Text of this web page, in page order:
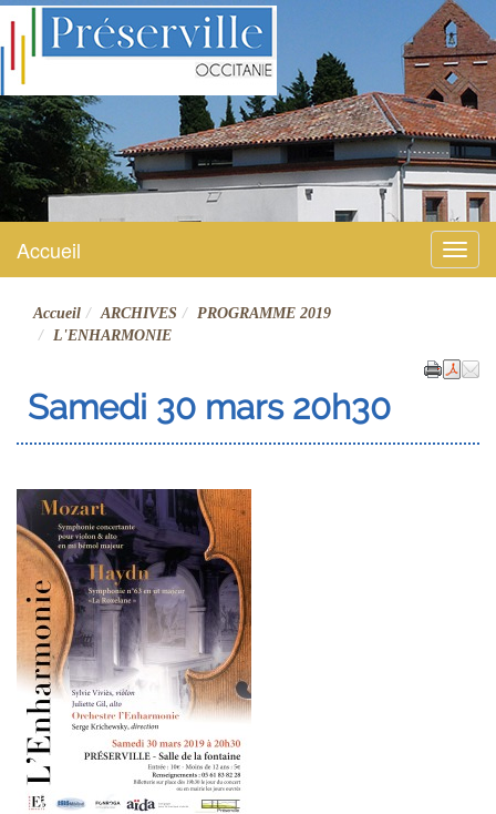
Préserville
Site officiel
Menu
Accueil
Accueil ARCHIVES
PROGRAMME 2019
L'ENHARMONIE
Samedi 30 mars 20h30